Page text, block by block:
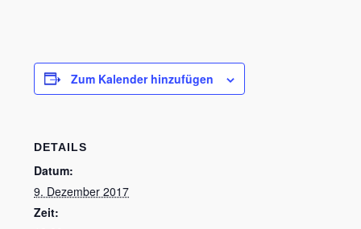
Zum Kalender hinzufügen
DETAILS
Datum:
9. Dezember 2017
Zeit: